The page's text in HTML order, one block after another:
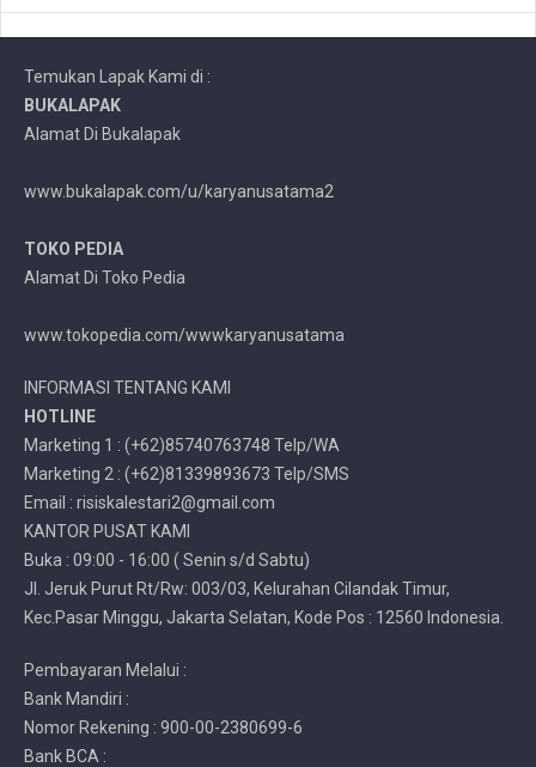
Temukan Lapak Kami di :
BUKALAPAK
Alamat Di Bukalapak
www.bukalapak.com/u/karyanusatama2
TOKO PEDIA
Alamat Di Toko Pedia
www.tokopedia.com/wwwkaryanusatama
INFORMASI TENTANG KAMI
HOTLINE
Marketing 1 : (+62)85740763748 Telp/WA
Marketing 2 : (+62)81339893673 Telp/SMS
Email : risiskalestari2@gmail.com
KANTOR PUSAT KAMI
Buka : 09:00 - 16:00 ( Senin s/d Sabtu)
Jl. Jeruk Purut Rt/Rw: 003/03, Kelurahan Cilandak Timur,
Kec.Pasar Minggu, Jakarta Selatan, Kode Pos : 12560 Indonesia.
Pembayaran Melalui :
Bank Mandiri :
Nomor Rekening : 900-00-2380699-6
Bank BCA :